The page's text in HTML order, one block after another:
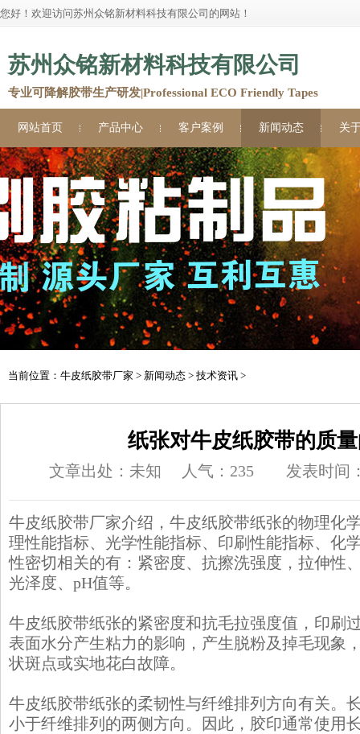
您好！欢迎访问苏州众铭新材料科技有限公司的网站！
苏州众铭新材料科技有限公司
专业可降解胶带生产研发|Professional ECO Friendly Tapes
网站首页 产品中心 客户案例 新闻动态 关
当前位置： 牛皮纸胶带厂家 > 新闻动态 > 技术资讯 >
纸张对牛皮纸胶带的质
文章出处：未知 人气： 235 发表时间
牛皮纸胶带厂家介绍， 牛皮纸胶带纸张的物理化
理性能指标、光学性能指标、印刷性能指标、化
性密切相关的有：紧密度、抗擦洗强度，拉伸性
光泽度、pH值等。
牛皮纸胶带纸张的紧密度和抗毛拉强度值，印刷
表面水分产生粘力的影响，产生脱粉及掉毛现象
状斑点或实地花白故障。
牛皮纸胶带纸张的柔韧性与纤维排列方向有关。
小于纤维排列的两侧方向。因此，胶印通常使用